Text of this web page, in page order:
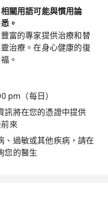
關用語可能與慣用論
。
富的專家提供治療和替
治療。在身心健康的復
。
pm（每日）
訊將在您的憑證中提供
來
、過敏或其他疾病，請在
您的醫生